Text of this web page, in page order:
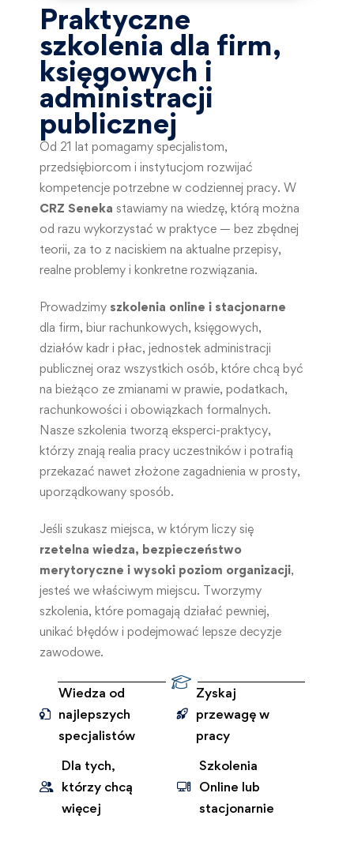
Praktyczne
szkolenia dla firm,
księgowych i
administracji
publicznej
Od 21 lat pomagamy specjalistom,
przedsiębiorcom i instytucjom rozwijać
kompetencje potrzebne w codziennej pracy. W
CRZ Seneka stawiamy na wiedzę, którą można
od razu wykorzystać w praktyce — bez zbędnej
teorii, za to z naciskiem na aktualne przepisy,
realne problemy i konkretne rozwiązania.
Prowadzimy szkolenia online i stacjonarne
dla firm, biur rachunkowych, księgowych,
działów kadr i płac, jednostek administracji
publicznej oraz wszystkich osób, które chcą być
na bieżąco ze zmianami w prawie, podatkach,
rachunkowości i obowiązkach formalnych.
Nasze szkolenia tworzą eksperci-praktycy,
którzy znają realia pracy uczestników i potrafią
przekazać nawet złożone zagadnienia w prosty,
uporządkowany sposób.
Jeśli szukasz miejsca, w którym liczy się
rzetelna wiedza, bezpieczeństwo
merytoryczne i wysoki poziom organizacji,
jesteś we właściwym miejscu. Tworzymy
szkolenia, które pomagają działać pewniej,
unikać błędów i podejmować lepsze decyzje
zawodowe.
Wiedza od
najlepszych
specjalistów
Zyskaj
przewagę w
pracy
Dla tych,
którzy chcą
więcej
Szkolenia
Online lub
stacjonarnie